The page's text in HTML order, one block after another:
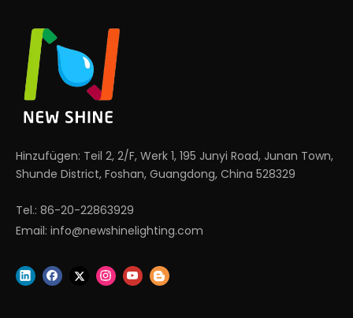
Hinzufügen: Teil 2, 2/F, Werk 1, 195 Junyi Road, Junan Town,
Shunde District, Foshan, Guangdong, China 528329
Tel.: 86-20-22863929
Email: info@newshinelighting.com